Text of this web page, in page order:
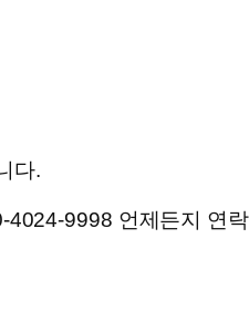
다.
9998 언제든지 연